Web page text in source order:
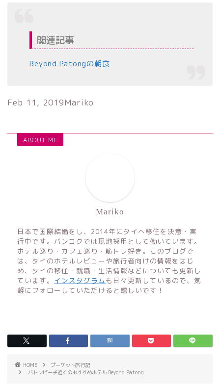
関連記事
Beyond Patongの朝食
Feb 11, 2019Mariko
ABOUT ME
Mariko
日本で国際結婚をし、2014年にタイへ移住を決意・実
行中です。バンコクでは現地採用として働いています。
ホテル巡り・カフェ巡り・筋トレ好き。このブログで
は、タイのホテルレビューや旅行者向けの情報をはじ
め、タイの移住・就職・生活情報などについても更新し
ています。 インスタグラム も日々更新しているので、気
軽にフォローしていただけると嬉しいです！
HOME
プーケット旅行記
パトンビーチ近くのおすすめホテル Beyond Patong